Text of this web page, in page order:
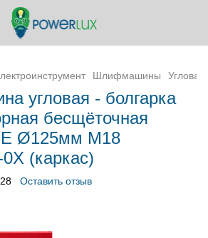
Шлифмашины
угловая - болгарка
бесщёточная
Ø125мм M18
(каркас)
Оставить отзыв